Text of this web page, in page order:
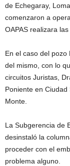
de Echegaray,
comenzaron a
OAPAS realizara
En el caso del
del mismo, con lo
circuitos Juristas,
Poniente en
Monte.
La Subgerencia de
desinstaló la
proceder con el
problema alguno.